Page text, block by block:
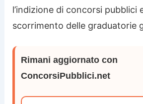
l’indizione di concorsi pubblici
scorrimento delle graduatorie
Rimani aggiornato con
ConcorsiPubblici.net